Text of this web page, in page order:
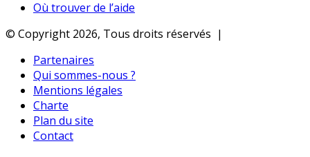
Où trouver de l’aide
© Copyright 2026, Tous droits réservés |
Partenaires
Qui sommes-nous ?
Mentions légales
Charte
Plan du site
Contact